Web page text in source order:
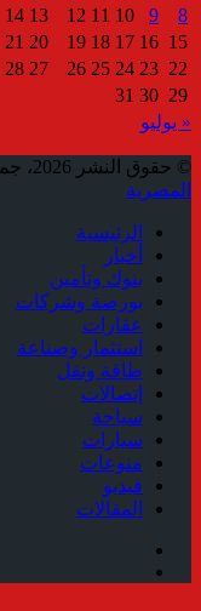
8
9
10
11
12
13
14
15
16
17
18
19
20
21
22
23
24
25
26
27
28
29
30
31
« يوليو
© حقوق النشر 2026، جميع الحقوق محفوظة |
المصرية
الرئيسية
أخبار
بنوك وتأمين
بورصة وشركات
عقارات
استثمار وصناعة
طاقة ونقل
إتصالات
سياحة
سيارات
منوعات
فيديو
المقالات